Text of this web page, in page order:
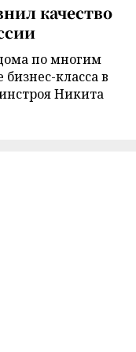
качество
по многим
класса в
Никита